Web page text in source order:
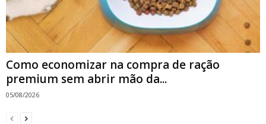
Como economizar na compra de ração
premium sem abrir mão da...
05/08/2026